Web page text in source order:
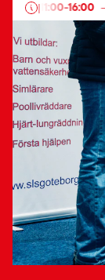
|
— 11:00-16:00 —